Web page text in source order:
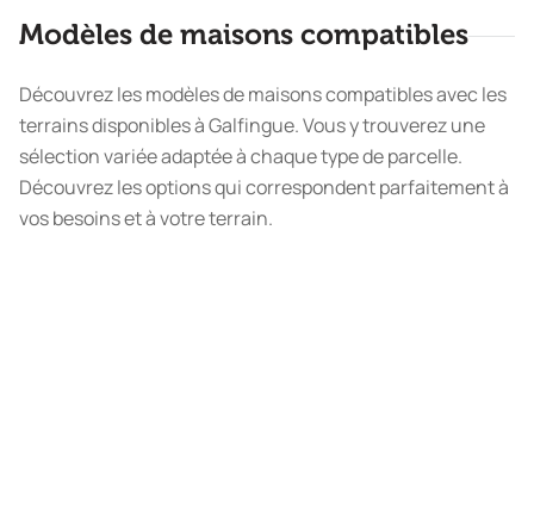
Modèles de maisons compatibles
Découvrez les modèles de maisons compatibles avec les
terrains disponibles à Galfingue. Vous y trouverez une
sélection variée adaptée à chaque type de parcelle.
Découvrez les options qui correspondent parfaitement à
vos besoins et à votre terrain.